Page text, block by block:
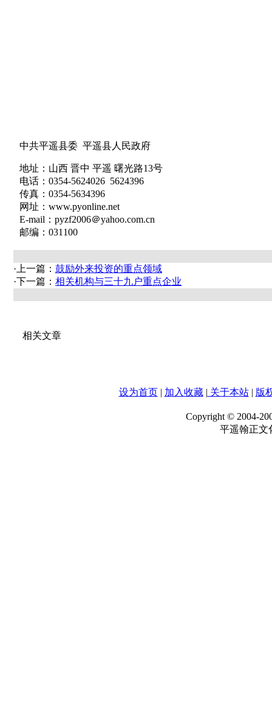
中共平遥县委 平遥县人民政府
地址：山西 晋中 平遥 曙光路13号
电话：0354-5624026 5624396
传真：0354-5634396
网址：www.pyonline.net
E-mail：pyzf2006＠yahoo.com.cn
邮编：031100
·上一篇： 鼓励外来投资的重点领域
·下一篇： 相关机构与三十九户重点企业
相关文章
设为首页 | 加入收藏 | 关于本站 | 版
Copyright © 2004-
平遥翰正文